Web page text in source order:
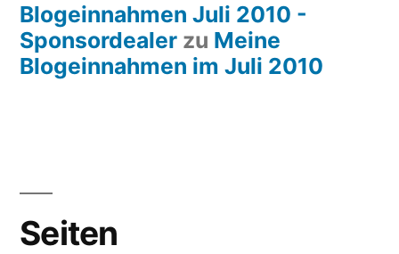
Blogeinnahmen Juli 2010 -
Sponsordealer zu Meine
Blogeinnahmen im Juli 2010
Seiten